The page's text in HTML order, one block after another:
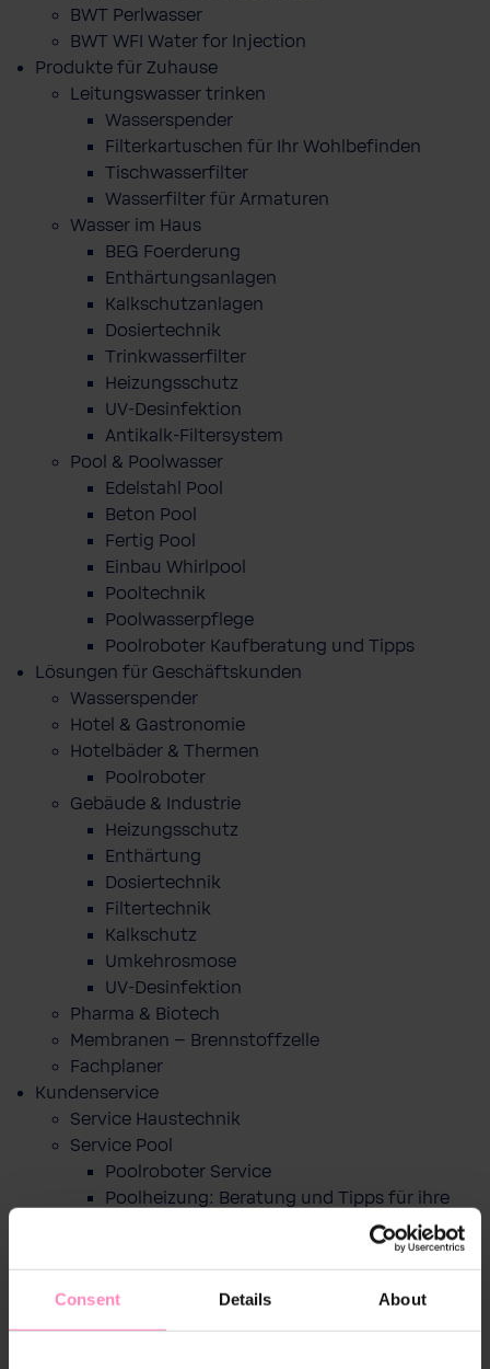
Consent Details About
BWT Perlwasser
BWT WFI Water for Injection
Produkte für Zuhause
Leitungswasser trinken
Wasserspender
Filterkartuschen für Ihr Wohlbefinden
Tischwasserfilter
Wasserfilter für Armaturen
Wasser im Haus
BEG Foerderung
Enthärtungsanlagen
Kalkschutzanlagen
Dosiertechnik
Trinkwasserfilter
Heizungsschutz
UV-Desinfektion
Antikalk-Filtersystem
Pool & Poolwasser
Edelstahl Pool
Beton Pool
Fertig Pool
Einbau Whirlpool
Pooltechnik
Poolwasserpflege
Poolroboter Kaufberatung und Tipps
Lösungen für Geschäftskunden
Wasserspender
Hotel & Gastronomie
Hotelbäder & Thermen
Poolroboter
Gebäude & Industrie
Heizungsschutz
Enthärtung
Dosiertechnik
Filtertechnik
Kalkschutz
Umkehrosmose
UV-Desinfektion
Pharma & Biotech
Membranen – Brennstoffzelle
Fachplaner
Kundenservice
Service Haustechnik
Service Pool
Poolroboter Service
Poolheizung: Beratung und Tipps für ihre
Trinkwasser-Profi- und Händlersuche
Wasserhärte testen
BWT Best Water App